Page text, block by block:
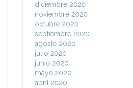
diciembre 2020
noviembre 2020
octubre 2020
septiembre 2020
agosto 2020
julio 2020
junio 2020
mayo 2020
abril 2020